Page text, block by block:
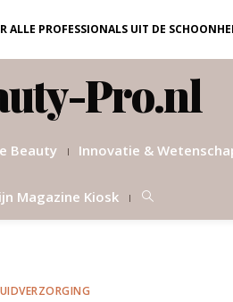
PROFESSIONALS UIT DE
Pro.nl
Beauty Innovatie &
Magazine Kiosk